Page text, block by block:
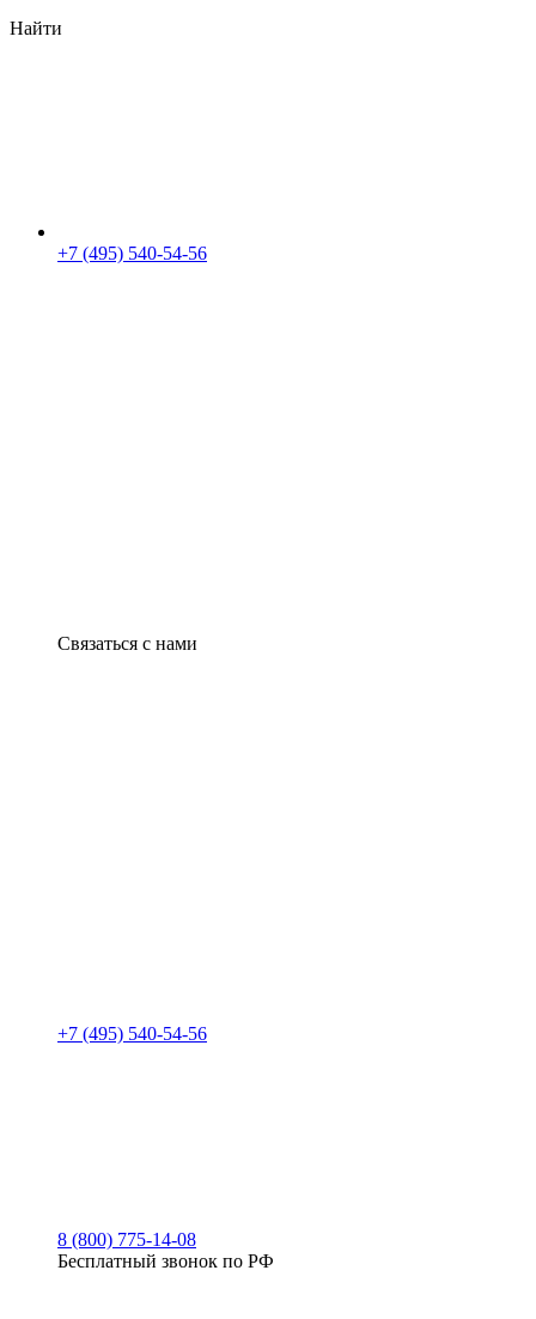
Найти
+7 (495) 540-54-56
Связаться с нами
+7 (495) 540-54-56
8 (800) 775-14-08
Бесплатный звонок по РФ